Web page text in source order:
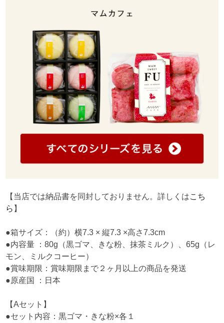
【当店では納品書を同封しておりません。詳しくはこち
ら 】
●箱サイズ：（約）横7.3 × 縦7.3 ×高さ7.3cm
●内容量 ：80g（黒ゴマ、きな粉、抹茶ミルク）、65g（レ
モン、ミルクコーヒー）
●賞味期限：賞味期限まで２ヶ月以上の商品を発送
●原産国 ：日本
【Aセット】
●セット内容：黒ゴマ・きな粉×各１